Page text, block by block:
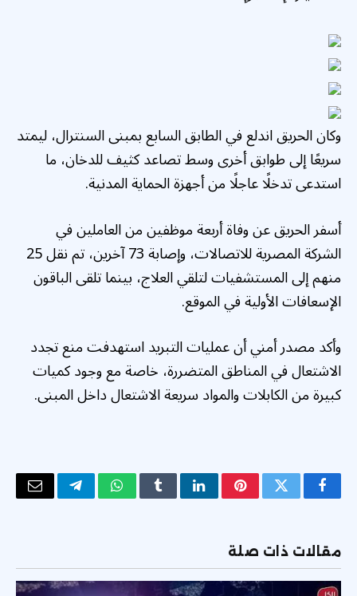
وكان الحريق اندلع في الطابق السابع بمبنى السنترال، ليمتد
سريعًا إلى طوابق أخرى وسط تصاعد كثيف للدخان، ما
استدعى تدخلًا عاجلًا من أجهزة الحماية المدنية.
أسفر الحريق عن وفاة أربعة موظفين من العاملين في
الشركة المصرية للاتصالات، وإصابة 73 آخرين، تم نقل 25
منهم إلى المستشفيات لتلقي العلاج، بينما تلقى الباقون
الإسعافات الأولية في الموقع.
وأكد مصدر أمني أن عمليات التبريد استهدفت منع تجدد
الاشتعال في المناطق المتضررة، خاصة مع وجود كميات
كبيرة من الكابلات والمواد سريعة الاشتعال داخل المبنى.
فيسبوكتويتر بينتيريستلينكدإنTumblrواتسابتيلقرامالبريد
مقالات ذات صلة